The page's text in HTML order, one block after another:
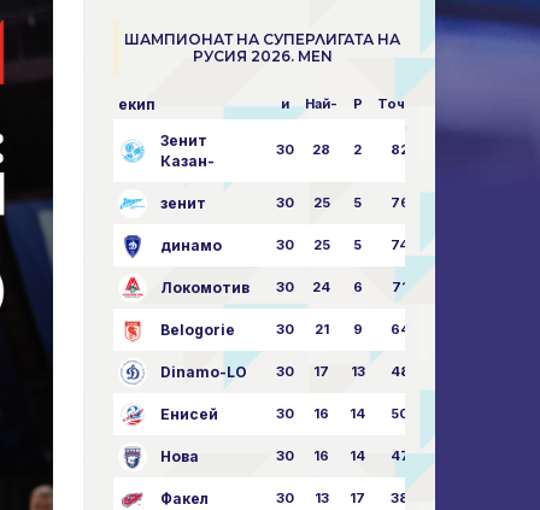
ШАМПИОНАТ НА СУПЕРЛИГАТА НА
РУСИЯ 2026. MEN
екип и Най- P Точки
Зенит
Казан-
30 28 2 82
зенит 30 25 5 76
динамо 30 25 5 74
Локомотив 30 24 6 71
Belogorie 30 21 9 64
Dinamo-LO 30 17 13 48
Енисей 30 16 14 50
Нова 30 16 14 47 62:58
Факел 30 13 17 38